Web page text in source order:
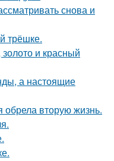
снова и
трёшке.
и красный
а настоящие
обрела вторую жизнь.